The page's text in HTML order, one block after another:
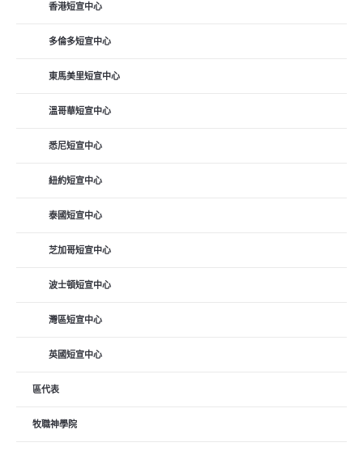
香港短宣中心
多倫多短宣中心
東馬美里短宣中心
溫哥華短宣中心
悉尼短宣中心
紐約短宣中心
泰國短宣中心
芝加哥短宣中心
波士頓短宣中心
灣區短宣中心
英國短宣中心
區代表
牧職神學院